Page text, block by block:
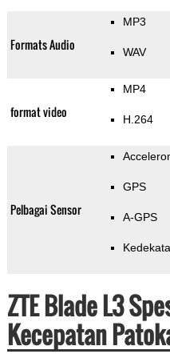
Formats Audio
MP3
WAV
format video
MP4
H.264
Pelbagai Sensor
GPS
A-GPS
ZTE Blade L3
Kecepatan